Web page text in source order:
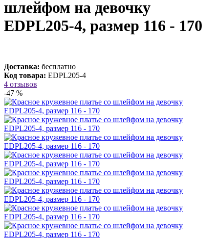
шлейфом на девочку
EDPL205-4, размер 116 - 170
Доставка: бесплатно
Код товара: EDPL205-4
4 отзывов
-47 %